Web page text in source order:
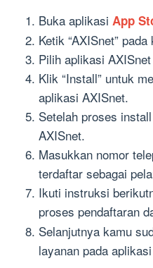
Buka aplikasi App
Ketik “AXISnet”
Pilih aplikasi
Klik “Install” untuk
aplikasi AXISnet.
Setelah proses
AXISnet.
Masukkan nomor
terdaftar sebagai
Ikuti instruksi
proses pendaftaran
Selanjutnya kamu
layanan pada